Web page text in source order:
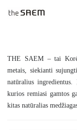
THE SAEM – tai
metais, siekianti
natūralius
kurios remiasi gamtos
kitas natūralias